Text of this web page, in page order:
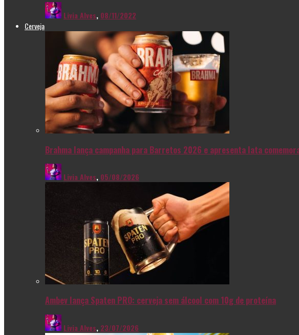
Livia Alves, 08/11/2022
Cerveja
Brahma lança campanha para Barretos 2026 e apresenta lata
Livia Alves, 05/08/2026
Ambev lança Spaten PRO: cerveja sem álcool com 10g de proteína
Livia Alves, 23/07/2026